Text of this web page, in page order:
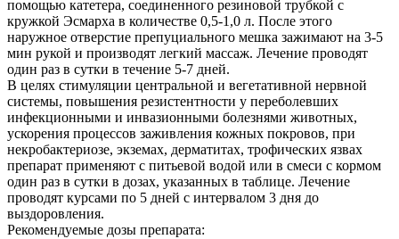
помощью катетера, соединенного резиновой трубкой с
кружкой Эсмарха в количестве 0,5-1,0 л. После этого
наружное отверстие препуциального мешка зажимают на 3-5
мин рукой и производят легкий массаж. Лечение проводят
один раз в сутки в течение 5-7 дней.
В целях стимуляции центральной и вегетативной нервной
системы, повышения резистентности у переболевших
инфекционными и инвазионными болезнями животных,
ускорения процессов заживления кожных покровов, при
некробактериозе, экземах, дерматитах, трофических язвах
препарат применяют с питьевой водой или в смеси с кормом
один раз в сутки в дозах, указанных в таблице. Лечение
проводят курсами по 5 дней с интервалом 3 дня до
выздоровления.
Рекомендуемые дозы препарата: